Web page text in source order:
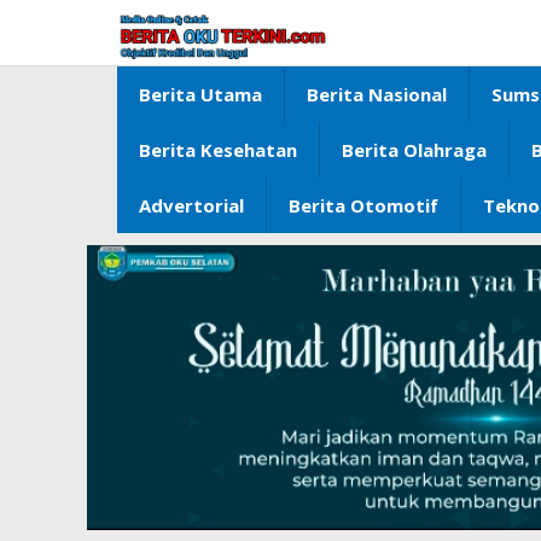
konten
Berita Utama Berita Nasional
Berita Kesehatan Berita Olahraga
Advertorial Berita Otomotif